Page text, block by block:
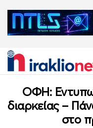
ΟΦΗ:
διαρκείας –
στο